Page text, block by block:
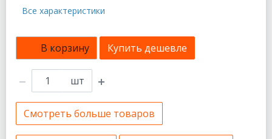
Все характеристики
В корзину Купить дешевле
шт
Смотреть больше товаров